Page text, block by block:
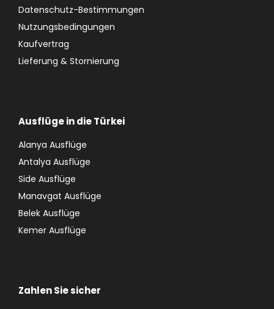
Datenschutz-Bestimmungen
Nutzungsbedingungen
Kaufvertrag
Lieferung & Stornierung
Ausflüge in die Türkei
Alanya Ausflüge
Antalya Ausflüge
Side Ausflüge
Manavgat Ausflüge
Belek Ausflüge
Kemer Ausflüge
Zahlen Sie sicher